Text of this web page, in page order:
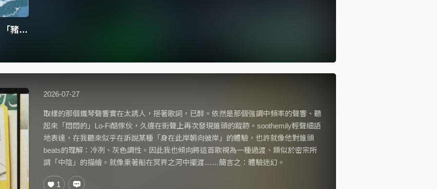
蝸牛蓋瑞 Gary the Snail - 「豬朋狗友」
2026-07-27
取樣的那個鐵琴聲響實在太誘人，搭著歌詞，已醉。依然是那個強調中頻率的聲響、聽
起來「悶悶的」Lo-Fi酷傢伙，久違在街聲上再次發現錐頭的蹤跡。soothemily輕聲細語
地表達，在我聽來似乎在訴說某種「身在此岸朝向彼岸」的體驗，也許就像他對錐頭
beats的理解：冷冽、灰色調性。因此我也傾向將這首歌視為一種過渡、類似於密宗所
謂「中陰」的描繪。就像乘著船在冥界之河中擺渡……簡言之：體驗迷幻。
1